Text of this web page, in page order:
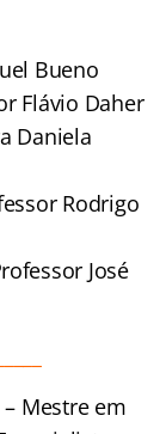
Bueno
Flávio Daher
Daniela
Rodrigo
José
Mestre em